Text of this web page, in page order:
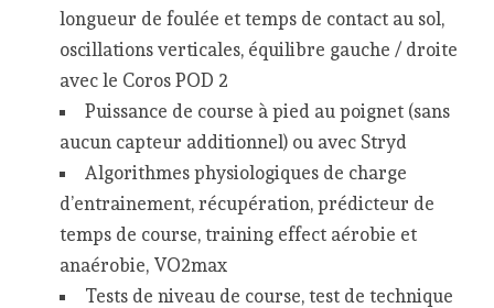
longueur de foulée et temps de contact au sol,
oscillations verticales, équilibre gauche / droite
avec le Coros POD 2
Puissance de course à pied au poignet (sans
aucun capteur additionnel) ou avec Stryd
Algorithmes physiologiques de charge
d’entrainement, récupération, prédicteur de
temps de course, training effect aérobie et
anaérobie, VO2max
Tests de niveau de course, test de technique